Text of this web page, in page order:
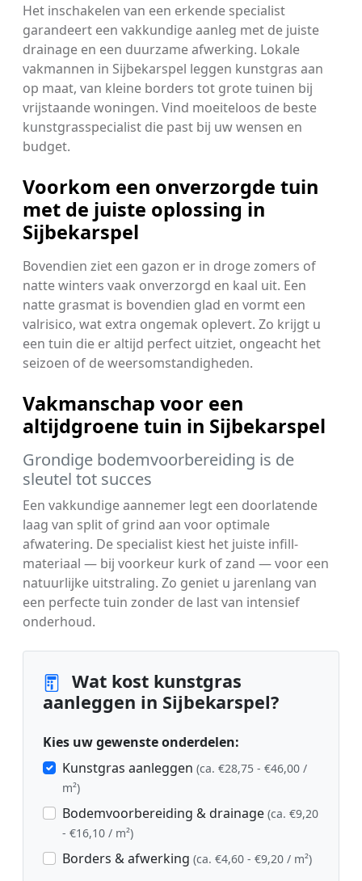
Het inschakelen van een erkende specialist
garandeert een vakkundige aanleg met de juiste
drainage en een duurzame afwerking. Lokale
vakmannen in Sijbekarspel leggen kunstgras aan
op maat, van kleine borders tot grote tuinen bij
vrijstaande woningen. Vind moeiteloos de beste
kunstgrasspecialist die past bij uw wensen en
budget.
Voorkom een onverzorgde tuin
met de juiste oplossing in
Sijbekarspel
Bovendien ziet een gazon er in droge zomers of
natte winters vaak onverzorgd en kaal uit. Een
natte grasmat is bovendien glad en vormt een
valrisico, wat extra ongemak oplevert. Zo krijgt u
een tuin die er altijd perfect uitziet, ongeacht het
seizoen of de weersomstandigheden.
Vakmanschap voor een
altijdgroene tuin in Sijbekarspel
Grondige bodemvoorbereiding is de
sleutel tot succes
Een vakkundige aannemer legt een doorlatende
laag van split of grind aan voor optimale
afwatering. De specialist kiest het juiste infill-
materiaal — bij voorkeur kurk of zand — voor een
natuurlijke uitstraling. Zo geniet u jarenlang van
een perfecte tuin zonder de last van intensief
onderhoud.
Wat kost kunstgras
aanleggen in Sijbekarspel?
Kies uw gewenste onderdelen:
Kunstgras aanleggen (ca. €28,75 - €46,00 /
m²)
Bodemvoorbereiding & drainage (ca. €9,20
- €16,10 / m²)
Borders & afwerking (ca. €4,60 - €9,20 / m²)